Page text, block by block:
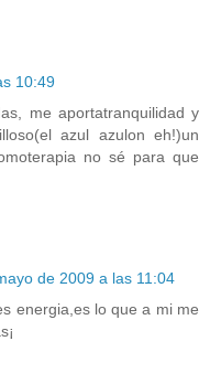
10:49
me aportatranquilidad y
azul azulon eh!)un
no sé para que
de 2009 a las 11:04
energia,es lo que a mi me